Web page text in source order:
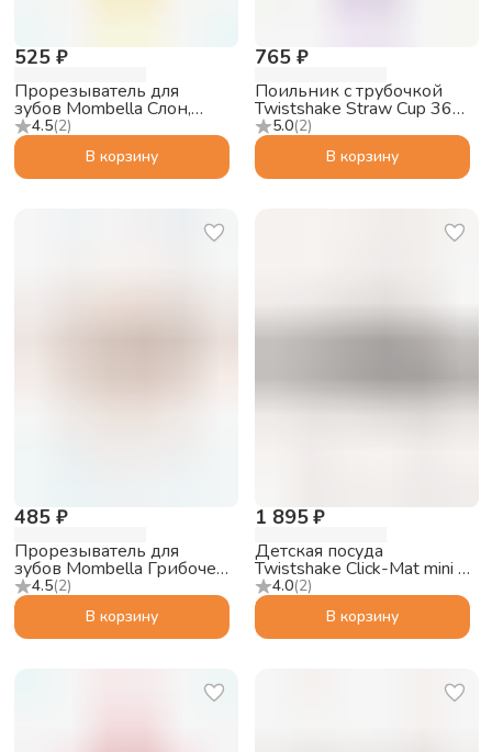
4.5(2)
525 ₽
Прорезыватель для
зубов Mombella Слон,
силиконовый, жёлтый
В корзину
5.0(2)
765 ₽
Поильник с трубочкой
Twistshake Straw Cup 360
мл, пастельный
фиолетовый, 6+m
В корзину
4.5(2)
485 ₽
Прорезыватель для
зубов Mombella Грибочек,
силиконовый, бежевый
В корзину
4.0(2)
1 895 ₽
Детская посуда
Twistshake Click-Mat mini с
тарелкой, пастельный
серый, 6+m
В корзину